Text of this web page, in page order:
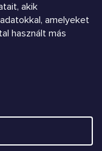
akik
amelyeket
használt más
jog fenntartva.Süti